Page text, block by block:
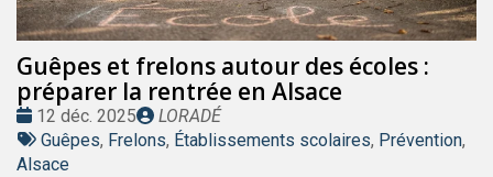
Guêpes et frelons autour des écoles :
préparer la rentrée en Alsace
Date
:
12 déc. 2025
Publié
par
LORADÉ
Tags
:
Guêpes, Frelons, Établissements scolaires, Prévention,
Alsace